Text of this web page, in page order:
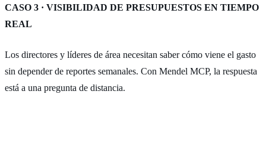
CASO 3 · VISIBILIDAD DE PRESUPUESTOS EN TIEMPO
REAL
Los directores y líderes de área necesitan saber cómo viene el gasto
sin depender de reportes semanales. Con Mendel MCP, la respuesta
está a una pregunta de distancia.